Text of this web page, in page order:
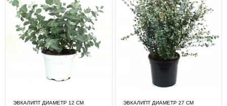
ЭВКАЛИПТ ДИАМЕТР 12 СМ
ЭВКАЛИПТ ДИАМЕТР 27 СМ